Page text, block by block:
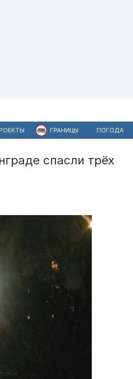
ГРАНИЦЫ ПОГОДА
спасли трёх